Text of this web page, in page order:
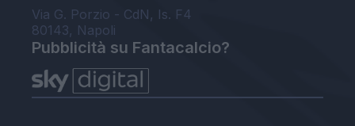
Via G. Porzio - CdN, Is. F4
80143, Napoli
Pubblicità su Fantacalcio?